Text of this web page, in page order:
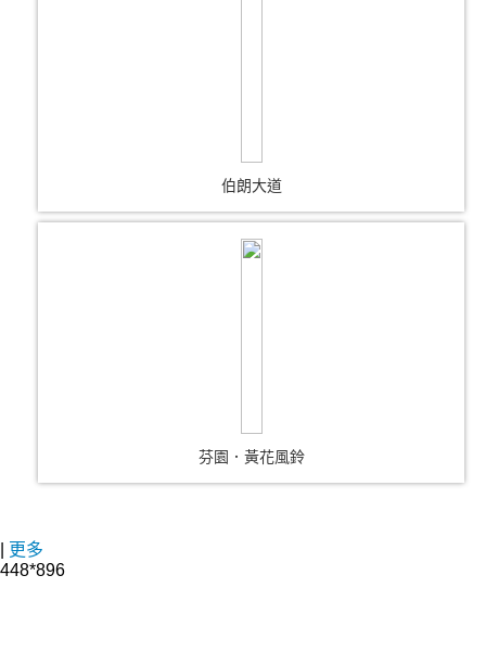
伯朗大道
芬園．黃花風鈴
更多
448*896